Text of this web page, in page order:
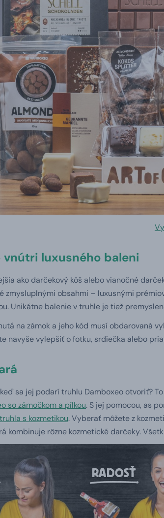
luxusného baleni
ako darčekový kôš alebo vianočné
zmysluplnými obsahmi – luxusnými
Unikátne balenie v truhle je tiež
na zámok a jeho kód musí obdarovaná
navyše vylepšiť o fotku, srdiečka alebo
sa jej podarí truhlu Damboxeo otvoriť?
so zámočkom a pílkou. S jej pomocou, as
truhla s kozmetikou. Vyberať môžete z
kombinuje rôzne kozmetické darčeky.